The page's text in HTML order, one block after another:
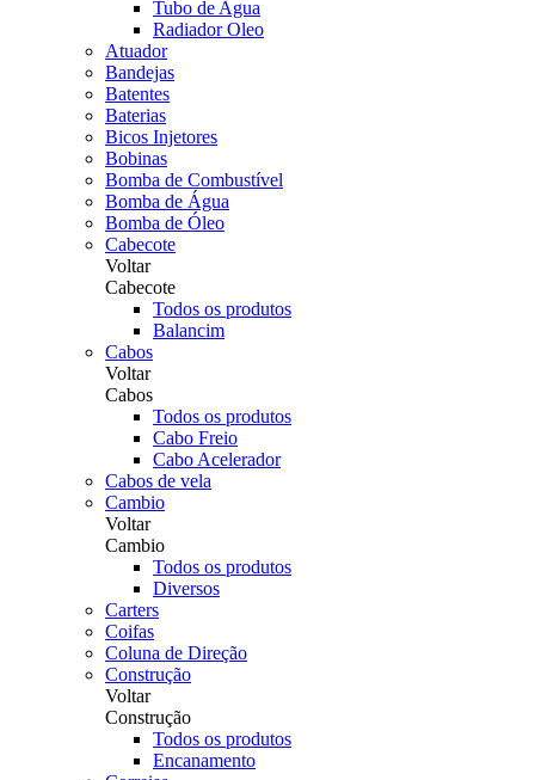
Tubo de Agua
Radiador Oleo
Atuador
Bandejas
Batentes
Baterias
Bicos Injetores
Bobinas
Bomba de Combustível
Bomba de Água
Bomba de Óleo
Cabecote
Voltar
Cabecote
Todos os produtos
Balancim
Cabos
Voltar
Cabos
Todos os produtos
Cabo Freio
Cabo Acelerador
Cabos de vela
Cambio
Voltar
Cambio
Todos os produtos
Diversos
Carters
Coifas
Coluna de Direção
Construção
Voltar
Construção
Todos os produtos
Encanamento